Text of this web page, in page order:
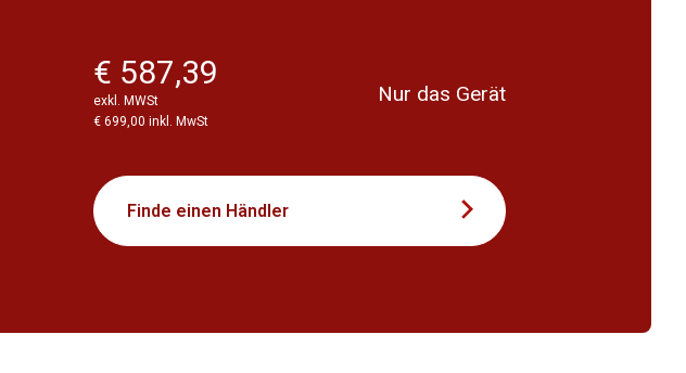
€ 587,39
exkl. MWSt
€ 699,00 inkl. MwSt
Nur das Gerät
Finde einen Händler